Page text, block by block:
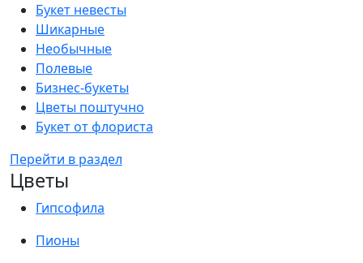
Букет невесты
Шикарные
Необычные
Полевые
Бизнес-букеты
Цветы поштучно
Букет от флориста
Перейти в раздел
Цветы
Гипсофила
Пионы